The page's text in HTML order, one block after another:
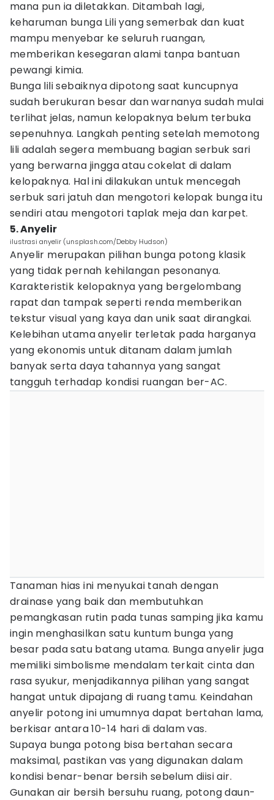
mana pun ia diletakkan. Ditambah lagi,
keharuman bunga Lili yang semerbak dan kuat
mampu menyebar ke seluruh ruangan,
memberikan kesegaran alami tanpa bantuan
pewangi kimia.
Bunga lili sebaiknya dipotong saat kuncupnya
sudah berukuran besar dan warnanya sudah mulai
terlihat jelas, namun kelopaknya belum terbuka
sepenuhnya. Langkah penting setelah memotong
lili adalah segera membuang bagian serbuk sari
yang berwarna jingga atau cokelat di dalam
kelopaknya. Hal ini dilakukan untuk mencegah
serbuk sari jatuh dan mengotori kelopak bunga itu
sendiri atau mengotori taplak meja dan karpet.
5. Anyelir
ilustrasi anyelir (unsplash.com/Debby Hudson)
Anyelir merupakan pilihan bunga potong klasik
yang tidak pernah kehilangan pesonanya.
Karakteristik kelopaknya yang bergelombang
rapat dan tampak seperti renda memberikan
tekstur visual yang kaya dan unik saat dirangkai.
Kelebihan utama anyelir terletak pada harganya
yang ekonomis untuk ditanam dalam jumlah
banyak serta daya tahannya yang sangat
tangguh terhadap kondisi ruangan ber-AC.
Tanaman hias ini menyukai tanah dengan
drainase yang baik dan membutuhkan
pemangkasan rutin pada tunas samping jika kamu
ingin menghasilkan satu kuntum bunga yang
besar pada satu batang utama. Bunga anyelir juga
memiliki simbolisme mendalam terkait cinta dan
rasa syukur, menjadikannya pilihan yang sangat
hangat untuk dipajang di ruang tamu. Keindahan
anyelir potong ini umumnya dapat bertahan lama,
berkisar antara 10-14 hari di dalam vas.
Supaya bunga potong bisa bertahan secara
maksimal, pastikan vas yang digunakan dalam
kondisi benar-benar bersih sebelum diisi air.
Gunakan air bersih bersuhu ruang, potong daun-